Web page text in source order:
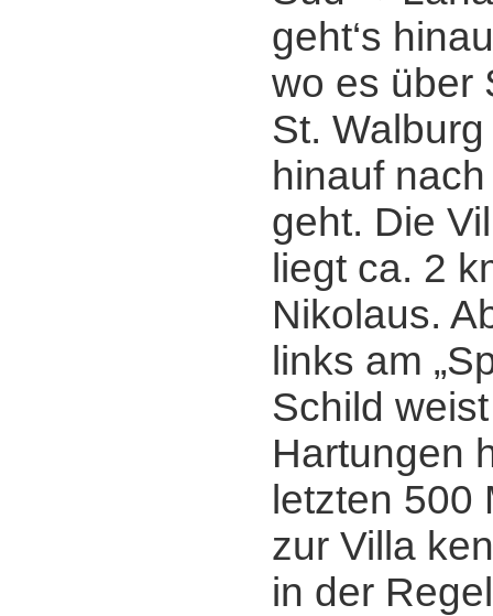
geht‘s
wo es über
St.
hinauf
geht. Die
liegt ca. 2
Nikolaus.
links am
Schild
Hartungen
letzten 500
zur Villa
in der